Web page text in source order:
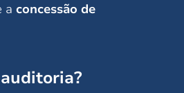
a concessão de